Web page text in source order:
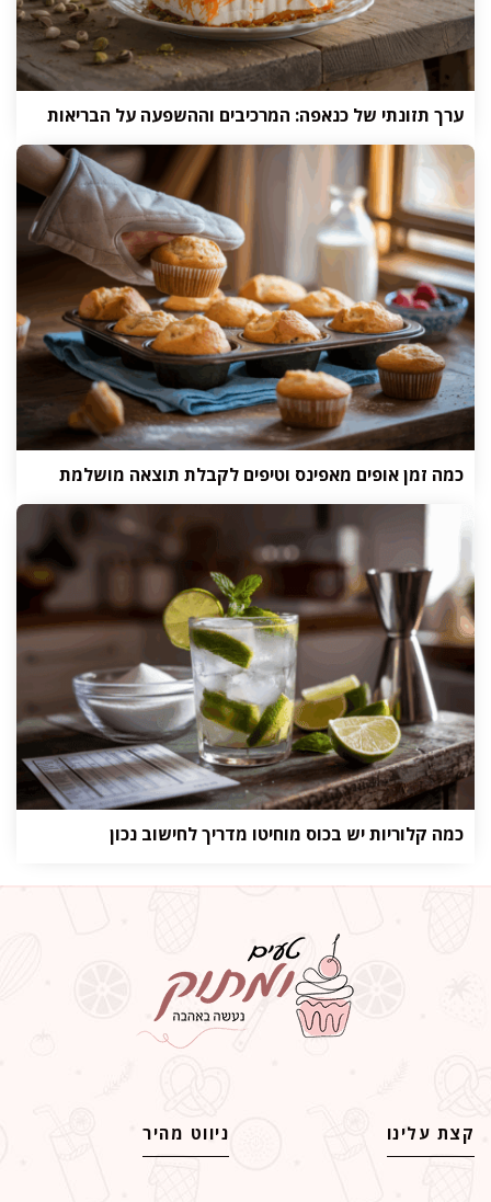
ערך תזונתי של כנאפה: המרכיבים וההשפעה על הבריאות
כמה זמן אופים מאפינס וטיפים לקבלת תוצאה מושלמת
כמה קלוריות יש בכוס מוחיטו מדריך לחישוב נכון
קצת עלינו ניווט מהיר